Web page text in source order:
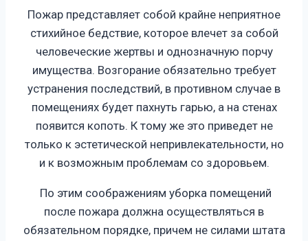
Пожар представляет собой крайне неприятное
стихийное бедствие, которое влечет за собой
человеческие жертвы и однозначную порчу
имущества. Возгорание обязательно требует
устранения последствий, в противном случае в
помещениях будет пахнуть гарью, а на стенах
появится копоть. К тому же это приведет не
только к эстетической непривлекательности, но
и к возможным проблемам со здоровьем.
По этим соображениям уборка помещений
после пожара должна осуществляться в
обязательном порядке, причем не силами штата